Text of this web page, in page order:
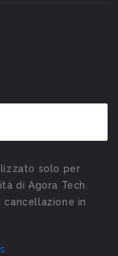
solo per
di Agora Tech.
cancellazione in